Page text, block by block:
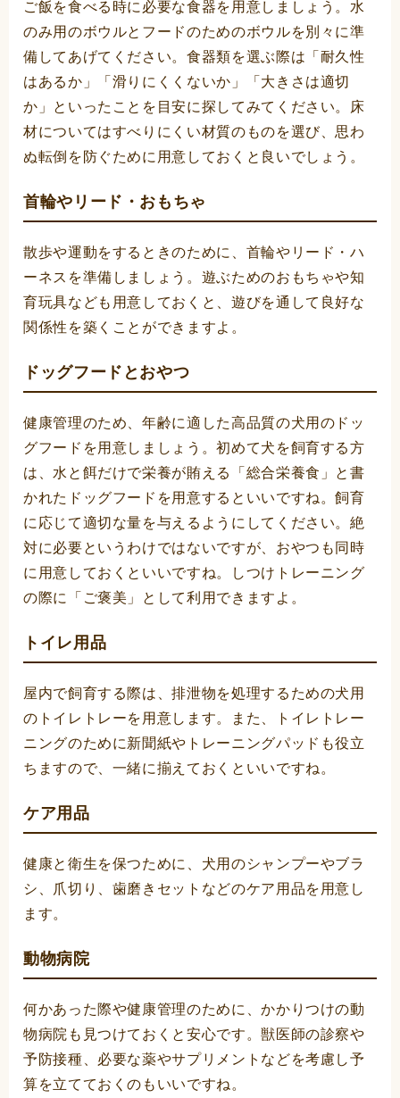
ご飯を食べる時に必要な食器を用意しましょう。水
のみ用のボウルとフードのためのボウルを別々に準
備してあげてください。食器類を選ぶ際は「耐久性
はあるか」「滑りにくくないか」「大きさは適切
か」といったことを目安に探してみてください。床
材についてはすべりにくい材質のものを選び、思わ
ぬ転倒を防ぐために用意しておくと良いでしょう。
首輪やリード・おもちゃ
散歩や運動をするときのために、首輪やリード・ハ
ーネスを準備しましょう。遊ぶためのおもちゃや知
育玩具なども用意しておくと、遊びを通して良好な
関係性を築くことができますよ。
ドッグフードとおやつ
健康管理のため、年齢に適した高品質の犬用のドッ
グフードを用意しましょう。初めて犬を飼育する方
は、水と餌だけで栄養が賄える「総合栄養食」と書
かれたドッグフードを用意するといいですね。飼育
に応じて適切な量を与えるようにしてください。絶
対に必要というわけではないですが、おやつも同時
に用意しておくといいですね。しつけトレーニング
の際に「ご褒美」として利用できますよ。
トイレ用品
屋内で飼育する際は、排泄物を処理するための犬用
のトイレトレーを用意します。また、トイレトレー
ニングのために新聞紙やトレーニングパッドも役立
ちますので、一緒に揃えておくといいですね。
ケア用品
健康と衛生を保つために、犬用のシャンプーやブラ
シ、爪切り、歯磨きセットなどのケア用品を用意し
ます。
動物病院
何かあった際や健康管理のために、かかりつけの動
物病院も見つけておくと安心です。獣医師の診察や
予防接種、必要な薬やサプリメントなどを考慮し予
算を立てておくのもいいですね。